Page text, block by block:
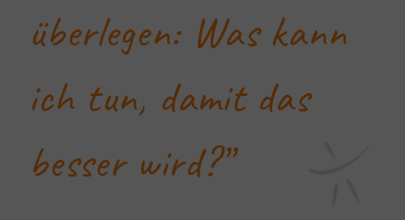
überlegen: Was kann
ich tun, damit das
besser wird?”